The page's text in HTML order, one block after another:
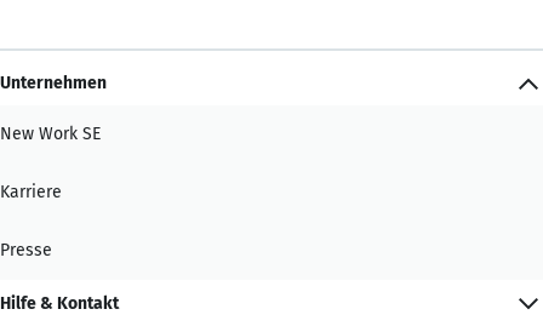
Unternehmen
New Work SE
Karriere
Presse
Hilfe & Kontakt